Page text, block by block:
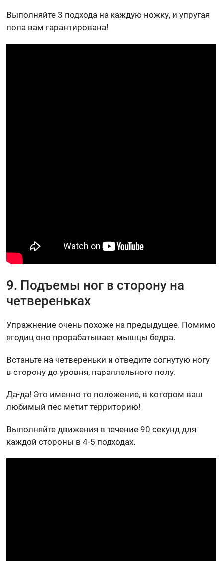
Выполняйте 3 подхода на каждую ножку, и упругая
попа вам гарантирована!
9. Подъемы ног в сторону на
четвереньках
Упражнение очень похоже на предыдущее. Помимо
ягодиц оно прорабатывает мышцы бедра.
Встаньте на четвереньки и отведите согнутую ногу
в сторону до уровня, параллельного полу.
Да-да! Это именно то положение, в котором ваш
любимый пес метит территорию!
Выполняйте движения в течение 90 секунд для
каждой стороны в 4-5 подходах.